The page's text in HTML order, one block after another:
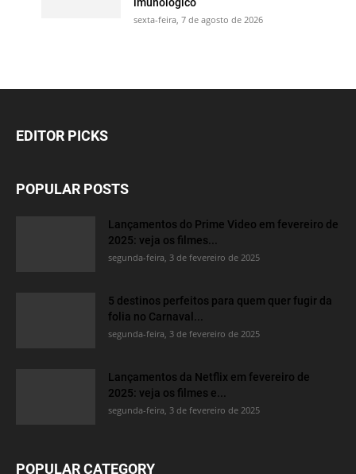
sexta-feira, 7 de agosto de 2026
EDITOR PICKS
POPULAR POSTS
Lançamentos do Prime Video em fevereiro de
2025: veja os filmes...
segunda-feira, 3 de fevereiro de 2025
5 destinos perfeitos para quem quer fugir da
folia no Carnaval...
segunda-feira, 3 de fevereiro de 2025
Lançamentos da Netflix em fevereiro de
2025: veja os filmes e...
segunda-feira, 3 de fevereiro de 2025
POPULAR CATEGORY